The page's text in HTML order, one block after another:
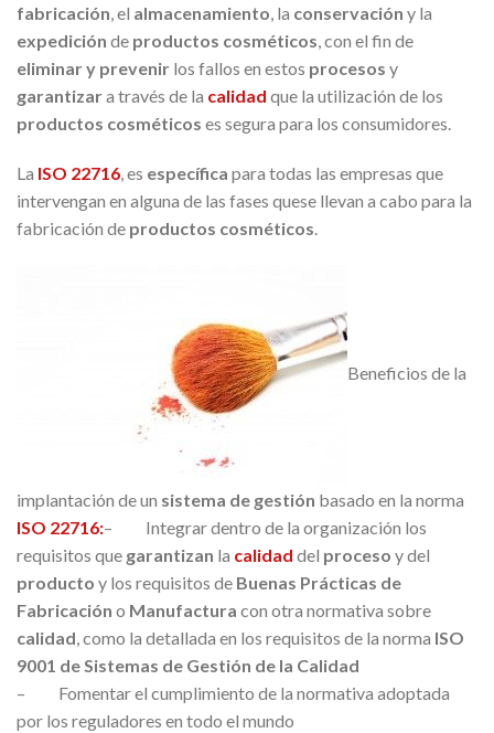
fabricación , el almacenamiento , la conservación y la
expedición de productos cosméticos , con el fin de
eliminar y prevenir los fallos en estos procesos y
garantizara través de la calidad que la utilización de los
productos cosméticos es segura para los consumidores.
La ISO 22716, es específica para todas las empresas que
intervengan en alguna de las fases quese llevan a cabo para la
fabricación de productos cosméticos.
Beneficios de la
implantación de un sistema de gestión basado en la norma
ISO 22716:– Integrar dentro de la organización los
requisitos que garantizan la calidad del proceso y del
producto y los requisitos de Buenas Prácticas de
Fabricación o Manufactura con otra normativa sobre
calidad, como la detallada en los requisitos de la norma ISO
9001 de Sistemas de Gestión de la Calidad
– Fomentar el cumplimiento de la normativa adoptada
por los reguladores en todo el mundo